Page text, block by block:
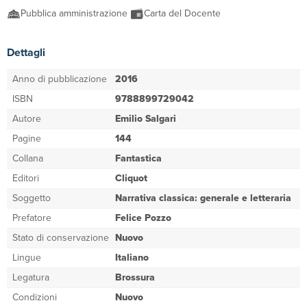
Pubblica amministrazione
Carta del Docente
Dettagli
Anno di pubblicazione 2016
ISBN
9788899729042
Autore
Emilio Salgari
Pagine
144
Collana
Fantastica
Editori
Cliquot
Soggetto
Narrativa classica: generale e letteraria
Prefatore
Felice Pozzo
Stato di conservazione Nuovo
Lingue
Italiano
Legatura
Brossura
Condizioni
Nuovo